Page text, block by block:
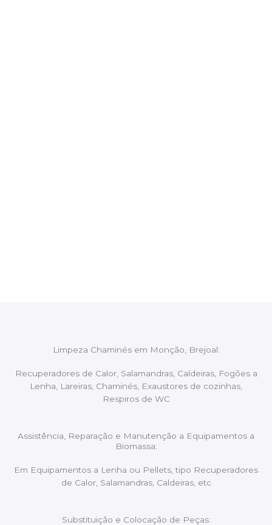
Limpeza Chaminés em Monção, Brejoal:
Recuperadores de Calor, Salamandras, Caldeiras, Fogões a
Lenha, Lareiras, Chaminés, Exaustores de cozinhas,
Respiros de WC
Assistência, Reparação e Manutenção a Equipamentos a
Biomassa:
Em Equipamentos a Lenha ou Pellets, tipo Recuperadores
de Calor, Salamandras, Caldeiras, etc
Substituição e Colocação de Peças: